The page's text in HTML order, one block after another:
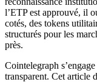
l’ETP est approuvé, il
cotés, des tokens
structurés pour les
près.
Cointelegraph
transparent. Cet article